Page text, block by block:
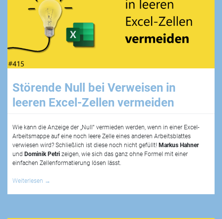
Störende Null bei Verweisen in
leeren Excel-Zellen vermeiden
Wie kann die Anzeige der „Null“ vermieden werden, wenn in einer Excel-
Arbeitsmappe auf eine noch leere Zelle eines anderen Arbeitsblattes
verwiesen wird? Schließlich ist diese noch nicht gefüllt! Markus Hahner
und Dominik Petri zeigen, wie sich das ganz ohne Formel mit einer
einfachen Zellenformatierung lösen lässt.
Weiterlesen →